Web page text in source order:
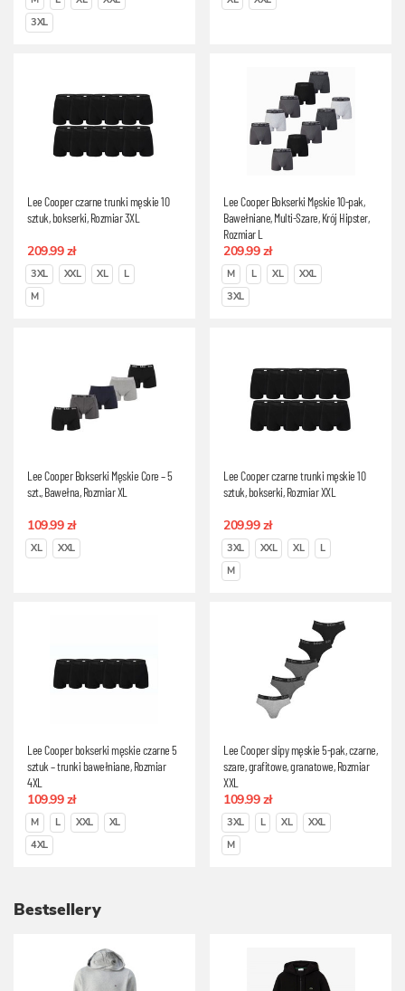
3XL
Lee Cooper czarne trunki męskie 10
sztuk, bokserki, Rozmiar 3XL
209.99 zł
3XL XXL XL
L
M
Lee Cooper Bokserki Męskie 10-pak,
Bawełniane, Multi-Szare, Krój Hipster,
Rozmiar L
209.99 zł
M L XL
XXL
3XL
Lee Cooper Bokserki Męskie Core – 5
szt., Bawełna, Rozmiar XL
109.99 zł
XL XXL
Lee Cooper czarne trunki męskie 10
sztuk, bokserki, Rozmiar XXL
209.99 zł
3XL XXL XL
L
M
Lee Cooper bokserki męskie czarne 5
sztuk – trunki bawełniane, Rozmiar
4XL
109.99 zł
M L XXL
XL
4XL
Lee Cooper slipy męskie 5-pak, czarne,
szare, grafitowe, granatowe, Rozmiar
XXL
109.99 zł
3XL L XL
XXL
M
Bestsellery